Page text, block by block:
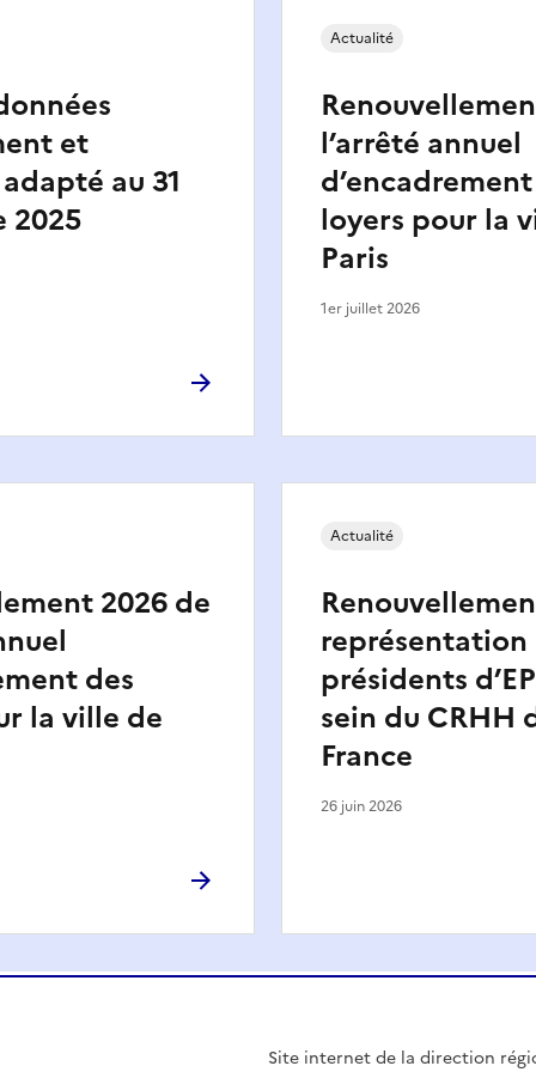
et
au 31
2025
l’arrêté annuel
loyers pour la
Paris
Actualité
1er juillet 2026
2026 de
des
la ville de
représentation
présidents
sein du CRHH
France
Actualité
26 juin 2026
Site internet de la direction